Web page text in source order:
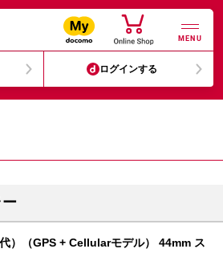
MENU
ログインする
）（GPS + Cellularモデル） 44mm ス